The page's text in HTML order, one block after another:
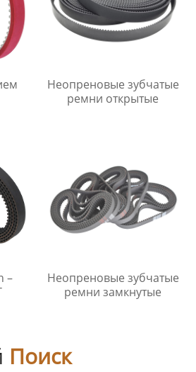
Неопреновые зубчатые
ремни открытые
–
Неопреновые зубчатые
ремни замкнутые
Поиск